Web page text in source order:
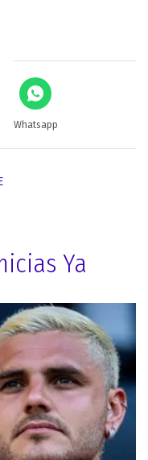
Whatsapp
Ya